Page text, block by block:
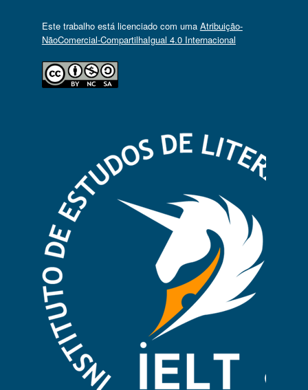
Este trabalho está licenciado com uma Atribuição-
NãoComercial-CompartilhaIgual 4.0 Internacional